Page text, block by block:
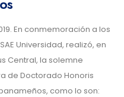
En conmemoración a los
Universidad, realizó, en
Central, la solemne
de Doctorado Honoris
como lo son: